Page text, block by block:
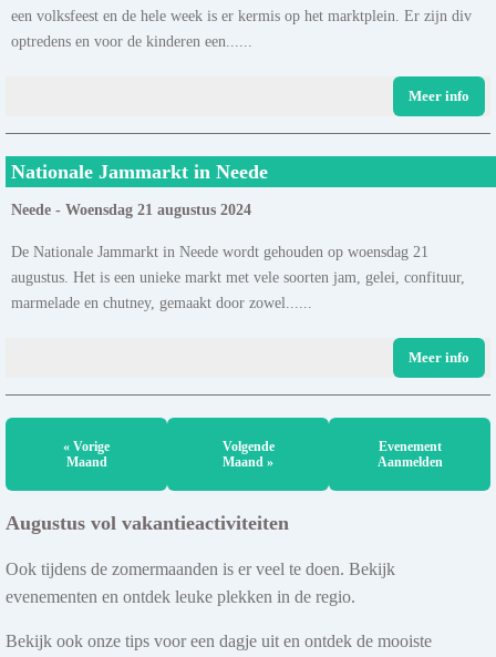
een volksfeest en de hele week is er kermis op het marktplein. Er zijn div
optredens en voor de kinderen een......
Meer info
Nationale Jammarkt in Neede
Neede - Woensdag 21 augustus 2024
De Nationale Jammarkt in Neede wordt gehouden op woensdag 21
augustus. Het is een unieke markt met vele soorten jam, gelei, confituur,
marmelade en chutney, gemaakt door zowel......
Meer info
« Vorige
Maand
Volgende
Maand »
Evenement
Aanmelden
Augustus vol vakantieactiviteiten
Ook tijdens de zomermaanden is er veel te doen. Bekijk
evenementen en ontdek leuke plekken in de regio.
Bekijk ook onze tips voor een dagje uit en ontdek de mooiste